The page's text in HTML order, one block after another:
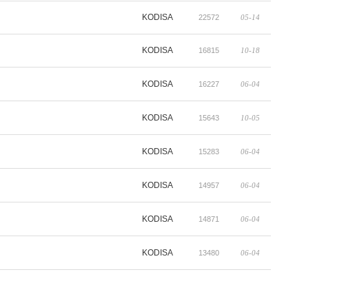
KODISA 22572 05-14
KODISA 16815 10-18
KODISA 16227 06-04
KODISA 15643 10-05
KODISA 15283 06-04
KODISA 14957 06-04
KODISA 14871 06-04
KODISA 13480 06-04